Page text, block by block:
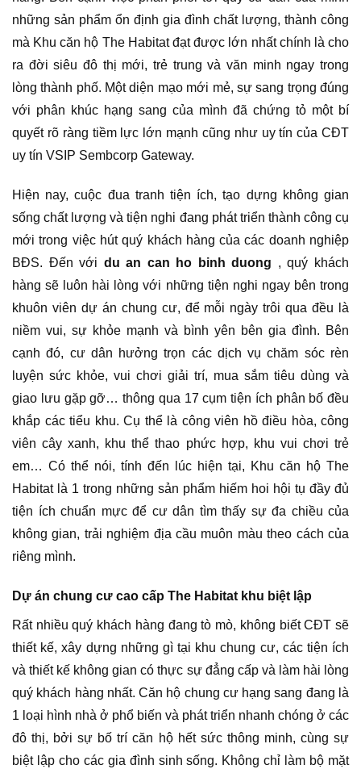
những sản phẩm ổn định gia đình chất lượng, thành công
mà Khu căn hộ The Habitat đạt được lớn nhất chính là cho
ra đời siêu đô thị mới, trẻ trung và văn minh ngay trong
lòng thành phố. Một diện mạo mới mẻ, sự sang trọng đúng
với phân khúc hạng sang của mình đã chứng tỏ một bí
quyết rõ ràng tiềm lực lớn mạnh cũng như uy tín của CĐT
uy tín VSIP Sembcorp Gateway.
Hiện nay, cuộc đua tranh tiện ích, tạo dựng không gian
sống chất lượng và tiện nghi đang phát triển thành công cụ
mới trong việc hút quý khách hàng của các doanh nghiệp
BĐS. Đến với du an can ho binh duong , quý khách
hàng sẽ luôn hài lòng với những tiện nghi ngay bên trong
khuôn viên dự án chung cư, để mỗi ngày trôi qua đều là
niềm vui, sự khỏe mạnh và bình yên bên gia đình. Bên
cạnh đó, cư dân hưởng trọn các dịch vụ chăm sóc rèn
luyện sức khỏe, vui chơi giải trí, mua sắm tiêu dùng và
giao lưu gặp gỡ… thông qua 17 cụm tiện ích phân bố đều
khắp các tiểu khu. Cụ thể là công viên hồ điều hòa, công
viên cây xanh, khu thể thao phức hợp, khu vui chơi trẻ
em… Có thể nói, tính đến lúc hiện tại, Khu căn hộ The
Habitat là 1 trong những sản phẩm hiếm hoi hội tụ đầy đủ
tiện ích chuẩn mực để cư dân tìm thấy sự đa chiều của
không gian, trải nghiệm địa cầu muôn màu theo cách của
riêng mình.
Dự án chung cư cao cấp The Habitat khu biệt lập
Rất nhiều quý khách hàng đang tò mò, không biết CĐT sẽ
thiết kế, xây dựng những gì tại khu chung cư, các tiện ích
và thiết kế không gian có thực sự đẳng cấp và làm hài lòng
quý khách hàng nhất. Căn hộ chung cư hạng sang đang là
1 loại hình nhà ở phổ biến và phát triển nhanh chóng ở các
đô thị, bởi sự bố trí căn hộ hết sức thông minh, cùng sự
biệt lập cho các gia đình sinh sống. Không chỉ làm bộ mặt